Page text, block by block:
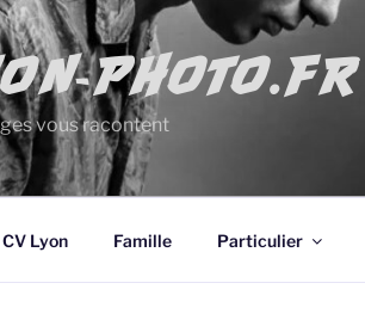
PHOTO.FR
vous racontent
Lyon Famille Particulier